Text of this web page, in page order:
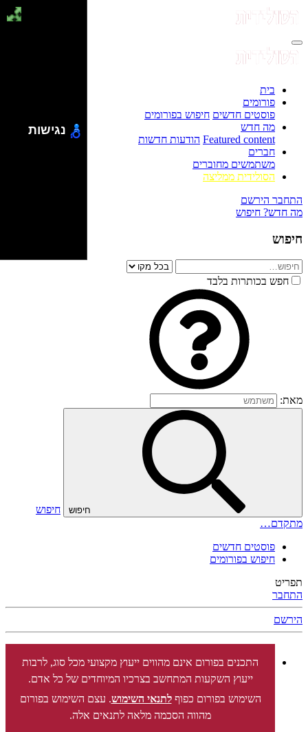
בית
פורומים
פוסטים חדשים חיפוש בפורומים
מה חדש
Featured content הודעות חדשות
חברים
משתמשים מחוברים
הסולידית ממליצה
התחבר הירשם
מה חדש? חיפוש
חיפוש
חפש בכותרות בלבד
מאת:
חיפוש
חיפוש
מתקדם…
פוסטים חדשים
חיפוש בפורומים
תפריט
התחבר
הירשם
התכנים בפורום אינם מהווים ייעוץ מקצועי מכל סוג, לרבות
ייעוץ השקעות המתחשב בצרכיו המיוחדים של כל אדם.
השימוש בפורום כפוףלתנאי השימוש. עצם השימוש בפורום
מהווה הסכמה מלאה לתנאים אלה.
נגישות